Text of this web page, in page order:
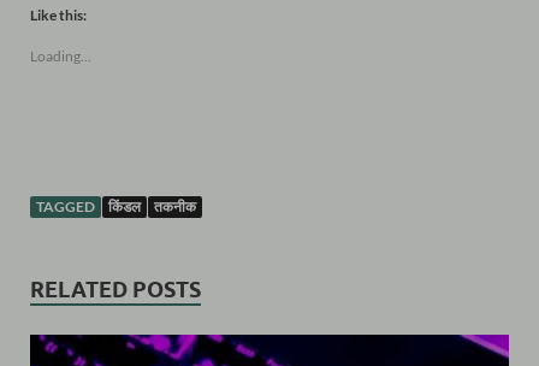
Like this:
Loading...
TAGGED किंडल तकनीक
RELATED POSTS